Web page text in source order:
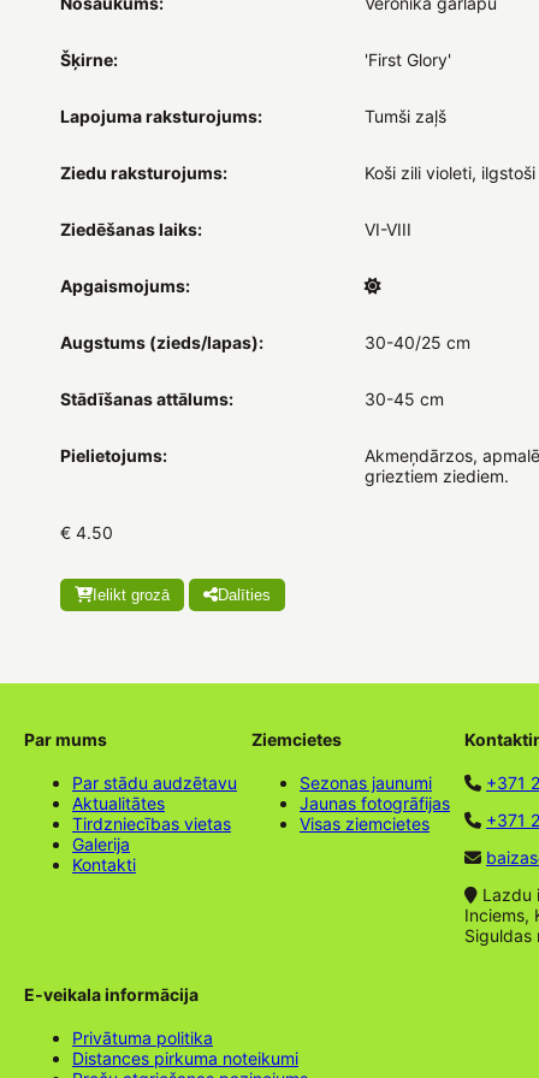
Šķirne: 'First Glory'
Lapojuma raksturojums: Tumši zaļš
Ziedu raksturojums: Koši zili violeti, ilgstoši
Ziedēšanas laiks: VI-VIII
Apgaismojums:
Augstums (zieds/lapas): 30-40/25 cm
Stādīšanas attālums: 30-45 cm
Pielietojums:
Akmeņdārzos,
grieztiem ziediem.
€ 4.50
Ielikt grozā Dalīties
Par mums
Par stādu audzētavu
Aktualitātes
Tirdzniecības vietas
Galerija
Kontakti
Ziemcietes
Sezonas jaunumi
Jaunas fotogrāfijas
Visas ziemcietes
+371
+371
Lazdu
Inciems,
Siguldas
E-veikala informācija
Privātuma politika
Distances pirkuma noteikumi